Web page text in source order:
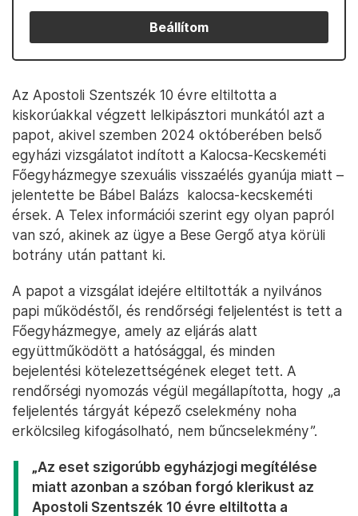
Beállítom
Az Apostoli Szentszék 10 évre eltiltotta a
kiskorúakkal végzett lelkipásztori munkától azt a
papot, akivel szemben 2024 októberében belső
egyházi vizsgálatot indított a Kalocsa-Kecskeméti
Főegyházmegye szexuális visszaélés gyanúja miatt –
jelentette be Bábel Balázs kalocsa-kecskeméti
érsek. A Telex információi szerint egy olyan papról
van szó, akinek az ügye a Bese Gergő atya körüli
botrány után pattant ki.
A papot a vizsgálat idejére eltiltották a nyilvános
papi működéstől, és rendőrségi feljelentést is tett a
Főegyházmegye, amely az eljárás alatt
együttműködött a hatósággal, és minden
bejelentési kötelezettségének eleget tett. A
rendőrségi nyomozás végül megállapította, hogy „a
feljelentés tárgyát képező cselekmény noha
erkölcsileg kifogásolható, nem bűncselekmény”.
„Az eset szigorúbb egyházjogi megítélése
miatt azonban a szóban forgó klerikust az
Apostoli Szentszék 10 évre eltiltotta a